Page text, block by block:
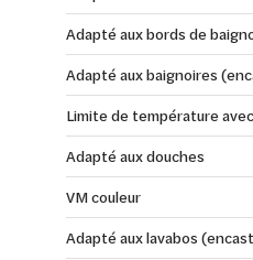
Adapté aux bords de
Adapté aux baignoires
Limite de température
Adapté aux douches
VM couleur
Adapté aux lavabos